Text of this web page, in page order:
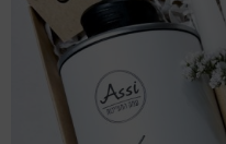
צפייה מהירה